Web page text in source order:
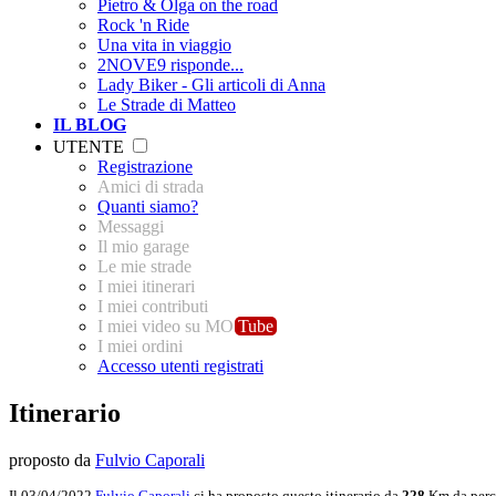
Pietro & Olga on the road
Rock 'n Ride
Una vita in viaggio
2NOVE9 risponde...
Lady Biker - Gli articoli di Anna
Le Strade di Matteo
IL BLOG
UTENTE
Registrazione
Amici di strada
Quanti siamo?
Messaggi
Il mio garage
Le mie strade
I miei itinerari
I miei contributi
I miei video su MO Tube
I miei ordini
Accesso utenti registrati
Itinerario
proposto da Fulvio Caporali